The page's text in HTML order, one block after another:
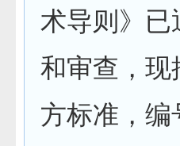
术导则》已
和审查，现
方标准，编